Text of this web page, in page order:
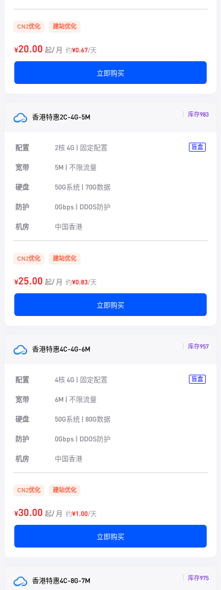
CN2优化 建站优化
¥20.00 起/ 月 约¥0.67/天
立即购买
香港特惠2C-4G-5M 库存983
配置 2核 4G | 固定配置 盲盒
宽带 5M | 不限流量
硬盘 50G系统 | 70G数据
防护 0Gbps | DDOS防护
机房 中国香港
CN2优化 建站优化
¥25.00 起/ 月 约¥0.83/天
立即购买
香港特惠4C-4G-6M 库存957
配置 4核 4G | 固定配置 盲盒
宽带 6M | 不限流量
硬盘 50G系统 | 80G数据
防护 0Gbps | DDOS防护
机房 中国香港
CN2优化 建站优化
¥30.00 起/ 月 约¥1.00/天
立即购买
香港特惠4C-8G-7M 库存975